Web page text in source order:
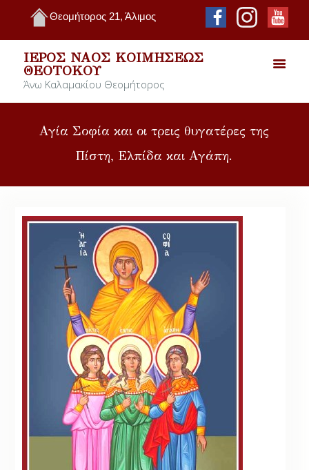
Θεομήτορος 21, Άλιμος
ΙΕΡΌΣ ΝΑΌΣ ΚΟΙΜΉΣΕΩΣ
ΘΕΟΤΌΚΟΥ
Άνω Καλαμακίου Θεομήτορος
Αγία Σοφία και οι τρεις θυγατέρες της
Πίστη, Ελπίδα και Αγάπη.